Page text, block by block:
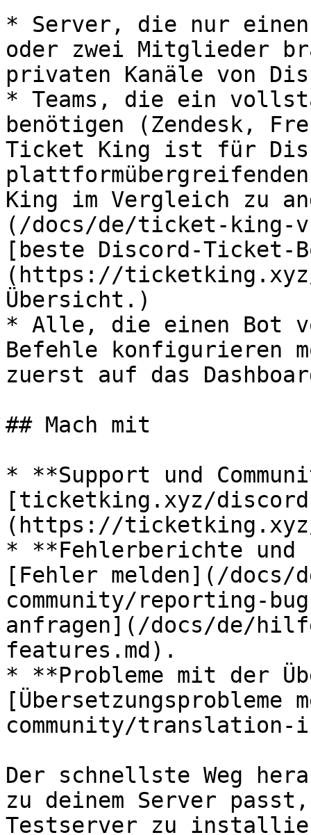
* Server, die nur
oder zwei Mitglieder
privaten Kanäle von
* Teams, die ein
benötigen (Zendesk,
Ticket King ist für
King im Vergleich zu
(/docs/de/ticket-king-
[beste Discord-Ticket-
(https://
Übersicht.)
* Alle, die einen Bot
Befehle konfigurieren
zuerst auf das
## Mach mit
* **Support und
[ticketking.xyz/
(https://
* **Fehlerberichte und
[Fehler melden](/
community/reporting-
anfragen](/docs/de/
features.md).
* **Probleme mit der
community/translation-
Der schnellste Weg
zu deinem Server
Testserver zu